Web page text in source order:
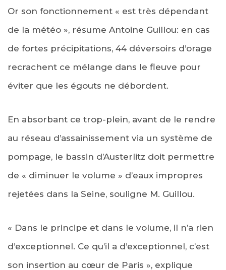
Or son fonctionnement « est très dépendant
de la météo », résume Antoine Guillou: en cas
de fortes précipitations, 44 déversoirs d’orage
recrachent ce mélange dans le fleuve pour
éviter que les égouts ne débordent.
En absorbant ce trop-plein, avant de le rendre
au réseau d’assainissement via un système de
pompage, le bassin d’Austerlitz doit permettre
de « diminuer le volume » d’eaux impropres
rejetées dans la Seine, souligne M. Guillou.
« Dans le principe et dans le volume, il n’a rien
d’exceptionnel. Ce qu’il a d’exceptionnel, c’est
son insertion au cœur de Paris », explique